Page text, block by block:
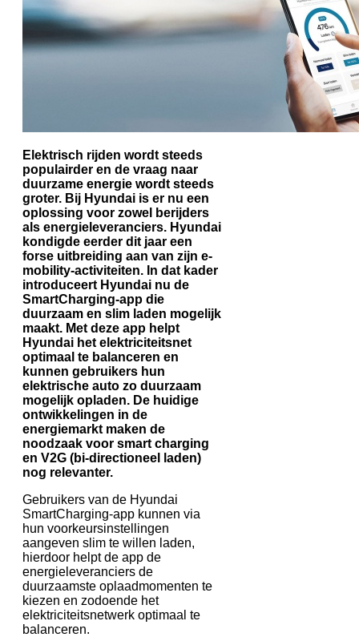
Elektrisch rijden wordt steeds
populairder en de vraag naar
duurzame energie wordt steeds
groter. Bij Hyundai is er nu een
oplossing voor zowel berijders
als energieleveranciers. Hyundai
kondigde eerder dit jaar een
forse uitbreiding aan van zijn e-
mobility-activiteiten. In dat kader
introduceert Hyundai nu de
SmartCharging-app die
duurzaam en slim laden mogelijk
maakt. Met deze app helpt
Hyundai het elektriciteitsnet
optimaal te balanceren en
kunnen gebruikers hun
elektrische auto zo duurzaam
mogelijk opladen. De huidige
ontwikkelingen in de
energiemarkt maken de
noodzaak voor smart charging
en V2G (bi-directioneel laden)
nog relevanter.
Gebruikers van de Hyundai
SmartCharging-app kunnen via
hun voorkeursinstellingen
aangeven slim te willen laden,
hierdoor helpt de app de
energieleveranciers de
duurzaamste oplaadmomenten te
kiezen en zodoende het
elektriciteitsnetwerk optimaal te
balanceren.